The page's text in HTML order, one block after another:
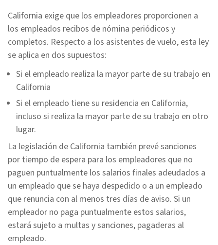
California exige que los empleadores proporcionen a
los empleados recibos de nómina periódicos y
completos. Respecto a los asistentes de vuelo, esta ley
se aplica en dos supuestos:
Si el empleado realiza la mayor parte de su trabajo en
California
Si el empleado tiene su residencia en California,
incluso si realiza la mayor parte de su trabajo en otro
lugar.
La legislación de California también prevé sanciones
por tiempo de espera para los empleadores que no
paguen puntualmente los salarios finales adeudados a
un empleado que se haya despedido o a un empleado
que renuncia con al menos tres días de aviso. Si un
empleador no paga puntualmente estos salarios,
estará sujeto a multas y sanciones, pagaderas al
empleado.